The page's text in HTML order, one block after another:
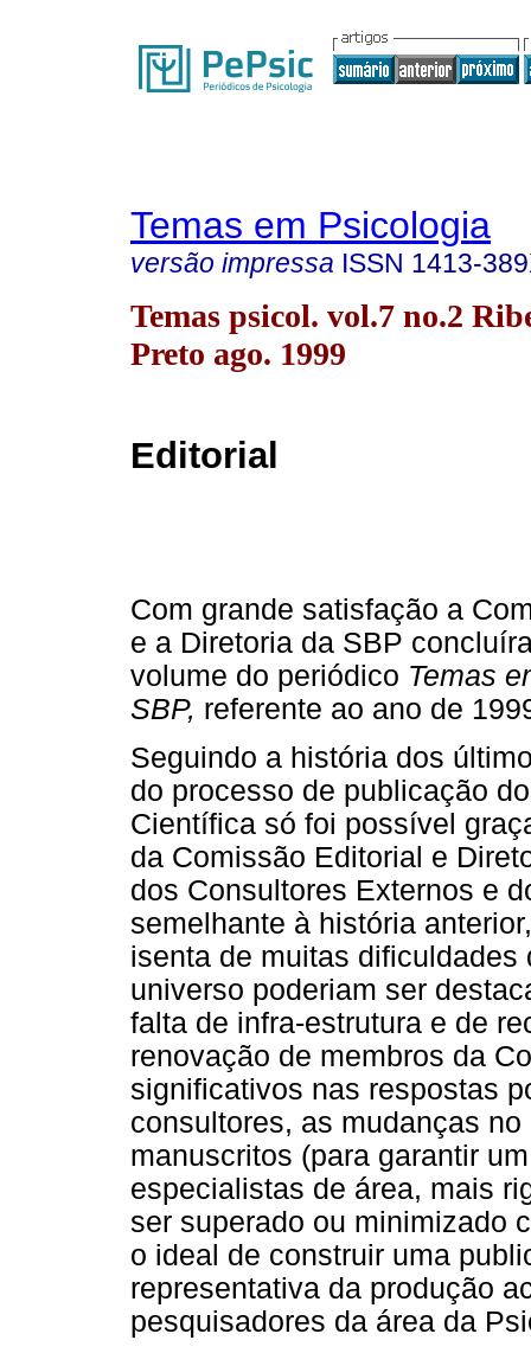
Temas em Psicologia
versão impressa ISSN 1413-
Temas psicol. vol.7 no.2
Preto ago. 1999
Editorial
Com grande satisfação a
e a Diretoria da SBP
volume do periódico Temas
SBP, referente ao ano de
Seguindo a história dos
do processo de publicação
Científica só foi possível
da Comissão Editorial e
dos Consultores Externos e
semelhante à história
isenta de muitas
universo poderiam ser
falta de infra-estrutura e de
renovação de membros da
significativos nas respostas
consultores, as mudanças
manuscritos (para garantir
especialistas de área, mais
ser superado ou minimizado
o ideal de construir uma
representativa da produção
pesquisadores da área da